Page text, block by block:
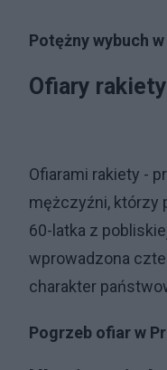
Potężny wybuch
Ofiary
Ofiarami rakiety -
mężczyźni, którzy
60-latka z
wprowadzona
charakter
Pogrzeb ofiar w